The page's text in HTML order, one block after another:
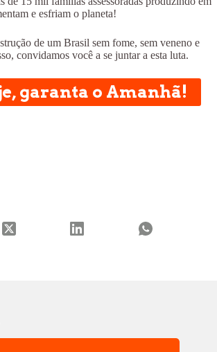
e esfriam o planeta!
de um Brasil sem fome, sem veneno e
convidamos você a se juntar a esta luta.
garanta o Amanhã!